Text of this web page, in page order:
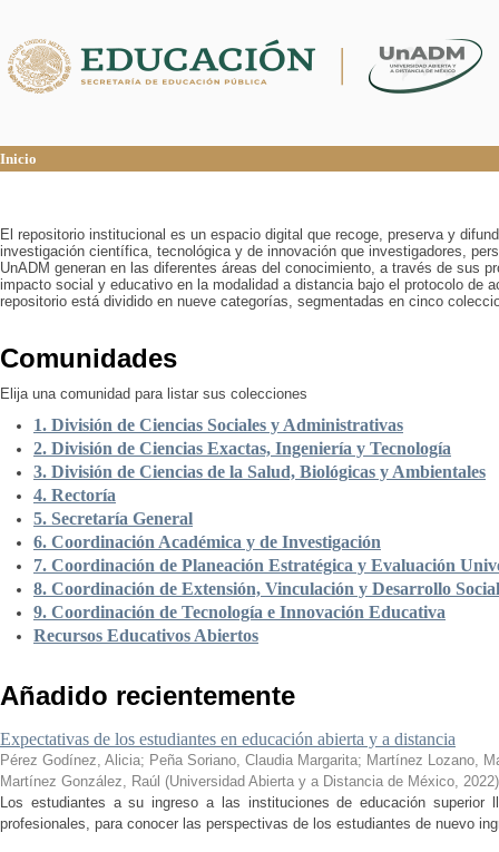
Inicio
El repositorio institucional es un espacio digital que recoge, preserva y
investigación científica, tecnológica y de innovación que investigadores,
UnADM generan en las diferentes áreas del conocimiento, a través de sus
impacto social y educativo en la modalidad a distancia bajo el protocolo de
repositorio está dividido en nueve categorías, segmentadas en cinco
Comunidades
Elija una comunidad para listar sus colecciones
1. División de Ciencias Sociales y Administrativas
2. División de Ciencias Exactas, Ingeniería y Tecnología
3. División de Ciencias de la Salud, Biológicas y Ambientales
4. Rectoría
5. Secretaría General
6. Coordinación Académica y de Investigación
7. Coordinación de Planeación Estratégica y Evaluación
8. Coordinación de Extensión, Vinculación y Desarrollo Social
9. Coordinación de Tecnología e Innovación Educativa
Recursos Educativos Abiertos
Añadido recientemente
Expectativas de los estudiantes en educación abierta y a distancia
Pérez Godínez, Alicia; Peña Soriano, Claudia Margarita; Martínez Lozano,
Martínez González, Raúl (Universidad Abierta y a Distancia de México, 2022)
Los estudiantes a su ingreso a las instituciones de educación superior
profesionales, para conocer las perspectivas de los estudiantes de nuevo